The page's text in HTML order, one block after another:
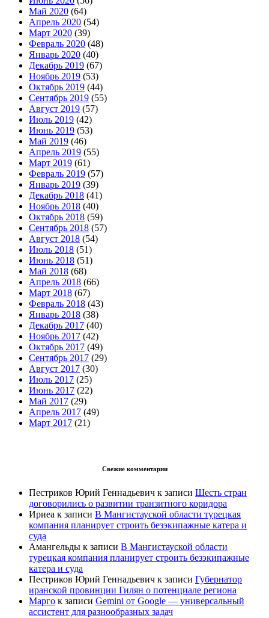
Май 2020 (64)
Апрель 2020 (54)
Март 2020 (39)
Февраль 2020 (48)
Январь 2020 (40)
Декабрь 2019 (67)
Ноябрь 2019 (53)
Октябрь 2019 (44)
Сентябрь 2019 (55)
Август 2019 (57)
Июль 2019 (42)
Июнь 2019 (53)
Май 2019 (46)
Апрель 2019 (55)
Март 2019 (61)
Февраль 2019 (57)
Январь 2019 (39)
Декабрь 2018 (41)
Ноябрь 2018 (40)
Октябрь 2018 (59)
Сентябрь 2018 (57)
Август 2018 (54)
Июль 2018 (51)
Июнь 2018 (51)
Май 2018 (68)
Апрель 2018 (66)
Март 2018 (67)
Февраль 2018 (43)
Январь 2018 (38)
Декабрь 2017 (40)
Ноябрь 2017 (42)
Октябрь 2017 (49)
Сентябрь 2017 (29)
Август 2017 (30)
Июль 2017 (25)
Июнь 2017 (22)
Май 2017 (29)
Апрель 2017 (49)
Март 2017 (21)
Свежие комментарии
Пестриков Юрий Геннадьевич к записи Шесть стран
договорились о развитии транзитного коридора
Ириеа к записи В Мангистауской области турецкая
компания планирует строить безэкипажные катера и
суда
Амангельды к записи В Мангистауской области
турецкая компания планирует строить безэкипажные
катера и суда
Пестриков Юрий Геннадьевич к записи Губернатор
иранской провинции Гилян о потенциале региона
Марго к записи Gemini от Google — универсальный
ассистент для разнообразных задач